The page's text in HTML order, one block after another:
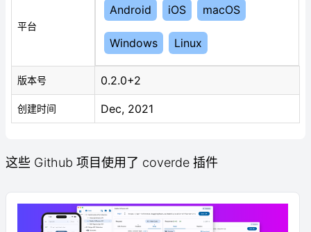
平台
Android iOS macOS
Windows Linux
版本号 0.2.0+2
创建时间 Dec, 2021
这些 Github 项目使用了 coverde 插件